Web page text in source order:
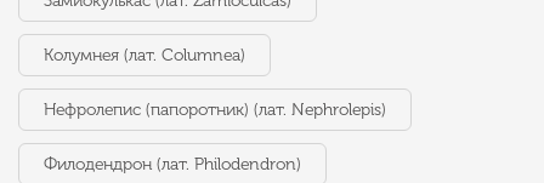
Колумнея (лат. Columnea)
Нефролепис (папоротник) (лат. Nephrolepis)
Филодендрон (лат. Philodendron)